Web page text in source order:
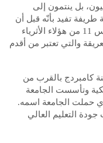
الـ17 كلهم أمريكيون، بل ينتمون إلى
تفيد بأنّه قبل أن
يلجاً هؤلاء الأثرياء إلى عالم “البزنس” ، درس 11 من هؤلاء الأثرياء
والتي تعتبر من أقدم
كامبردج بالقرب من
وتأسست الجامعة
الذي حملت الجامعة اسمه.
التعليم العالي